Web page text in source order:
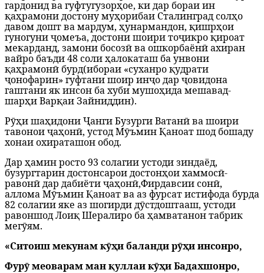
гардонид ва гуфтугузорҳое, ки дар бораи ин
қаҳрамони достону муҳорибаи Сталинград солҳо
давом дошт ва мардум, ҳунармандон, қишрҳои
гуногуни ҷомеъа, достони шоири тоҷикро қироат
мекарданд, замони босозӣ ва ошкорбаёнӣ ахиран
вайро баъди 48 соли ҳалокаташ ба унвони
қаҳрамонӣ бурд(ибораи «суханро қудрати
ҷонофарин» гуфтани шоир инҷо дар ҷовидона
гаштани як инсон ба хуби мушоҳида мешавад-
шарҳи Варқаи Зайниддин).
Рӯҳи шаҳидони Ҷанги Бузурги Ватанӣ ва шоири
тавонои ҷаҳонӣ, устод Мӯъмин Қаноат шод бошаду
хонаи охираташон обод.
Дар ҳамин росто 93 солагии устоди зиндаёд,
бузургтарин достонсарои достонҳои хаммосӣ-
равонӣ дар дабиёти ҷаҳонӣ,Фирдавсии сонӣ,
аллома Мӯъмин Қаноат ва аз фурсат истифода бурда
82 солагии яке аз шогирди дӯстдоштааш, устоди
равоншод Лоиқ Шералиро ба ҳамватанон табрик
мегӯям.
«Ситоиш мекунам кӯҳи баланди рӯҳи инсонро,
Фурӯ меоварам ман қуллаи кӯҳи Бадахшонро,